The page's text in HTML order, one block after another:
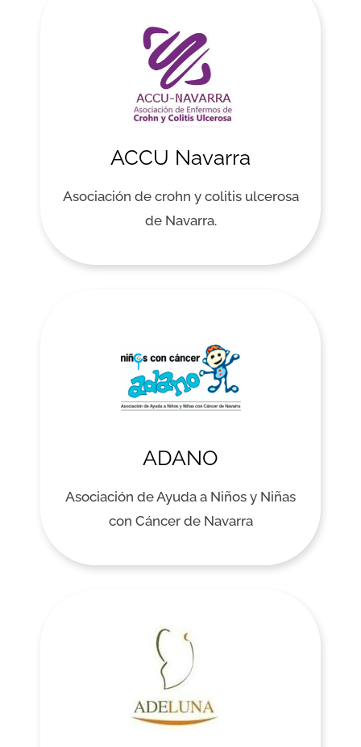
ACCU Navarra
Asociación de crohn y colitis ulcerosa
de Navarra.
ADANO
Asociación de Ayuda a Niños y Niñas
con Cáncer de Navarra